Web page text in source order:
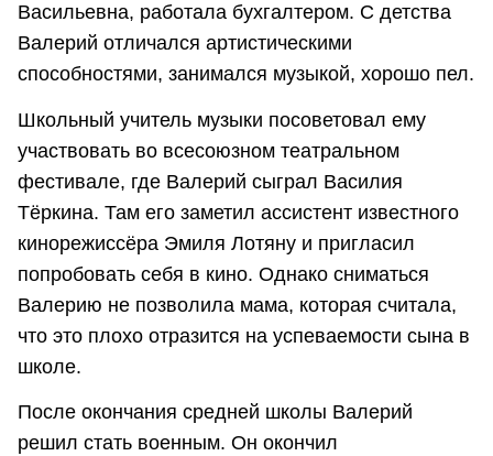
Васильевна, работала бухгалтером. С детства
Валерий отличался артистическими
способностями, занимался музыкой, хорошо пел.
Школьный учитель музыки посоветовал ему
участвовать во всесоюзном театральном
фестивале, где Валерий сыграл Василия
Тёркина. Там его заметил ассистент известного
кинорежиссёра Эмиля Лотяну и пригласил
попробовать себя в кино. Однако сниматься
Валерию не позволила мама, которая считала,
что это плохо отразится на успеваемости сына в
школе.
После окончания средней школы Валерий
решил стать военным. Он окончил